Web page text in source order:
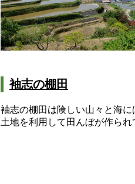
袖志の棚田
袖志の棚田は険しい山々と海に
土地を利用して田んぼが作られ